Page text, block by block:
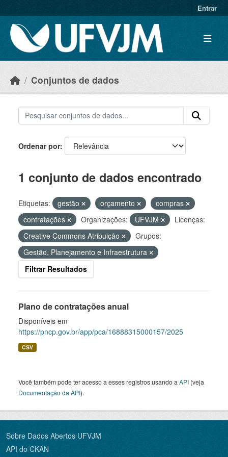
Entrar
Conjuntos de dados
Ordenar por
1 conjunto de dados encontrado
Etiquetas: gestão orçamento
compras
contratações
Organizações: UFVJM
Licenças:
Creative Commons Atribuição
Grupos:
Gestão, Planejamento e Infraestrutura
Filtrar Resultados
Plano de contratações anual
Disponíveis em
https://pncp.gov.br/app/pca/16888315000157/2025
CSV
Você também pode ter acesso a esses registros usando a API (veja
Documentação da API).
Sobre Dados Abertos UFVJM
API do CKAN